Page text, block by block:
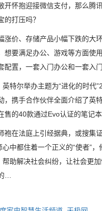
怀抱迎接微信支付，那么腾
的打压吗？
价、存储产品小幅下跌的大
想要满足办公、游戏等方面使
配置，一套入门办公和一套入门
尔举办主题为“进化的时代
，携手合作伙伴全面介绍了英
售的40款通过Evo认证的笔记本
在法庭上引经据典，或搜集
中都住着一个正义的“使者”
帮助解决社会纠纷，让社会更
…